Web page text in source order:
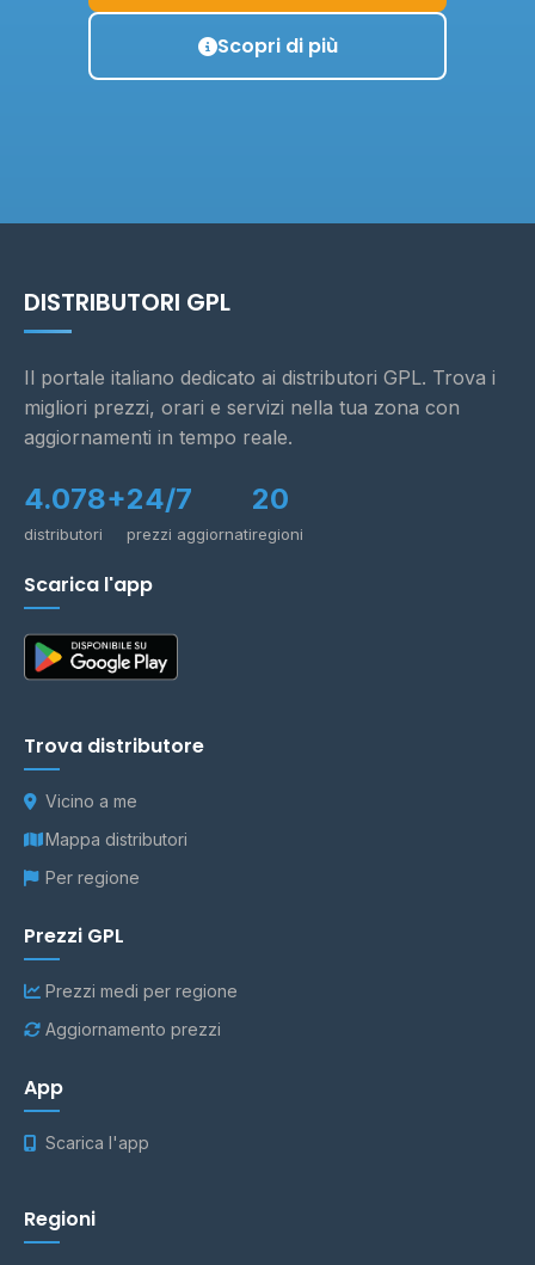
Scopri di più
DISTRIBUTORI GPL
Il portale italiano dedicato ai distributori GPL. Trova i
migliori prezzi, orari e servizi nella tua zona con
aggiornamenti in tempo reale.
4.078+
distributori
24/7
prezzi aggiornati
20
regioni
Scarica l'app
Trova distributore
Vicino a me
Mappa distributori
Per regione
Prezzi GPL
Prezzi medi per regione
Aggiornamento prezzi
App
Scarica l'app
Regioni